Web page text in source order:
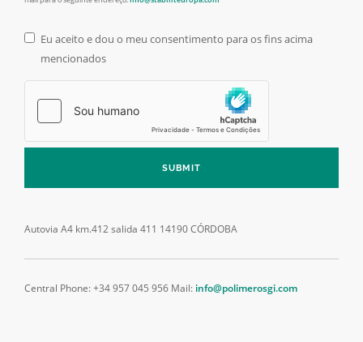
Eu aceito e dou o meu consentimento para os fins acima
mencionados
Jurídico*
SUBMIT
Autovia A4 km.412 salida 411 14190 CÓRDOBA
Central Phone: +34 957 045 956 Mail: info@polimerosgi.com